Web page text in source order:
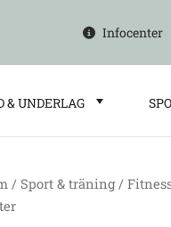
Infocenter
& UNDERLAG
/Sport & träning /